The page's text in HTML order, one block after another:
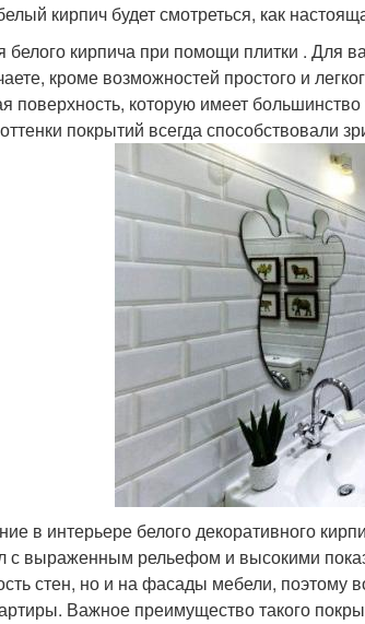
кирпич будет смотреться, как
белого кирпича при помощи плитки . Для
кроме возможностей простого и
поверхность, которую имеет
покрытий всегда способствовали
в интерьере белого декоративного
с выраженным рельефом и высокими
стен, но и на фасады мебели, поэтому
Важное преимущество такого